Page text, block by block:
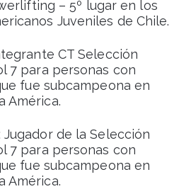
– 5º lugar en los
Juveniles de Chile.
CT Selección
7 para personas con
fue subcampeona en
América.
de la Selección
7 para personas con
fue subcampeona en
América.